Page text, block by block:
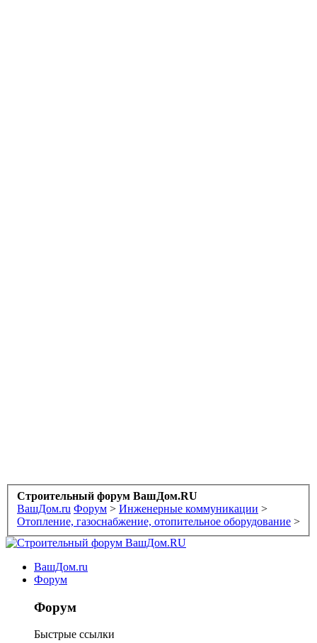
Строительный форум ВашДом.RU
ВашДом.ru Форум > Инженерные коммуникации >
Отопление, газоснабжение, отопительное оборудование >
ВашДом.ru
Форум
Форум
Быстрые ссылки